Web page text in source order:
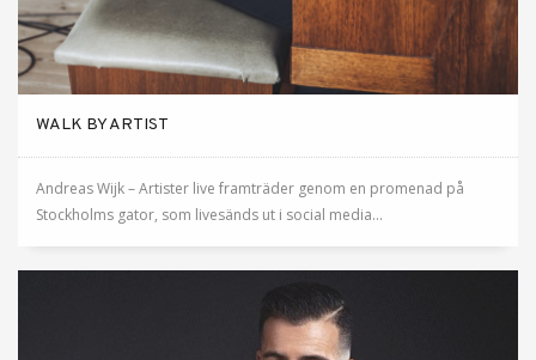
WALK BY ARTIST
Andreas Wijk – Artister live framträder genom en promenad på
Stockholms gator, som livesänds ut i social media...